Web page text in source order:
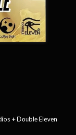
+ Double Eleven